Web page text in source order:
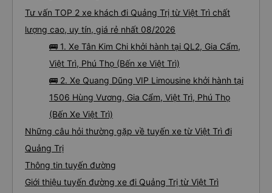
dụng ở Việt Nam. Sự sạch sẽ, thoải mái và yên tĩnh tạo nên sự khác biệt
đáng kể và tôi sẽ giới thiệu dịch vụ này cho bất kỳ ai đi tuyến đường này.
Tư vấn TOP 2 xe khách đi Quảng Trị từ Việt Trì chất
lượng cao, uy tín, giá rẻ nhất 08/2026
🚌 1. Xe Tân Kim Chi khởi hành tại QL2, Gia Cẩm,
Việt Trì, Phú Thọ (Bến xe Việt Trì)
🚌 2. Xe Quang Dũng VIP Limousine khởi hành tại
1506 Hùng Vương, Gia Cẩm, Việt Trì, Phú Thọ
(Bến Xe Việt Trì)
Những câu hỏi thường gặp về tuyến xe từ Việt Trì đi
Quảng Trị
Thông tin tuyến đường
Giới thiệu tuyến đường xe đi Quảng Trị từ Việt Trì